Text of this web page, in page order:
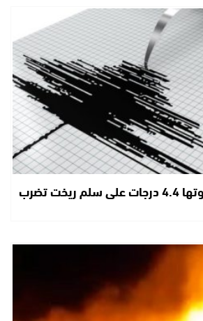
هزة أرضية بلغت قوتها 4.4 درجات على سلم ريخت تضرب